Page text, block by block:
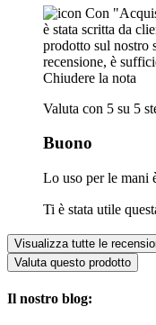
Con
è stata scritta da
prodotto sul nostro
recensione, è
Chiudere la nota
Valuta con 5 su 5
Buono
Lo uso per le mani
Ti è stata utile
Visualizza tutte le
Valuta questo prodotto
Il nostro blog: